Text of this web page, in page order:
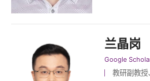
兰晶岗
Google
教研副教